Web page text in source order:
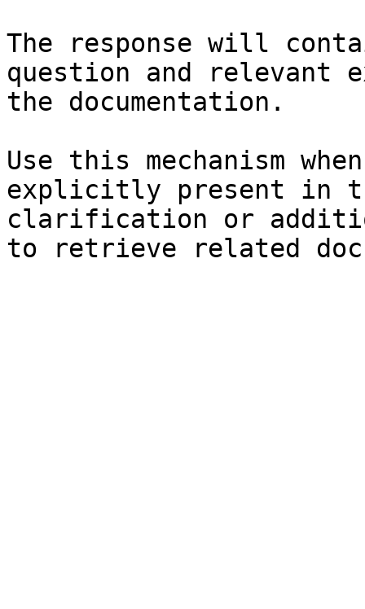
The response will
question and relevant
the documentation.
Use this mechanism
explicitly present in
clarification or